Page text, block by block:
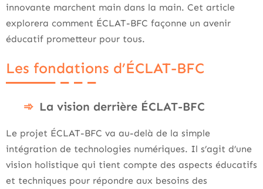
innovante marchent main dans la main. Cet article
explorera comment ÉCLAT-BFC façonne un avenir
éducatif prometteur pour tous.
Les fondations d’ÉCLAT-BFC
La vision derrière ÉCLAT-BFC
Le projet ÉCLAT-BFC va au-delà de la simple
intégration de technologies numériques. Il s’agit d’une
vision holistique qui tient compte des aspects éducatifs
et techniques pour répondre aux besoins des